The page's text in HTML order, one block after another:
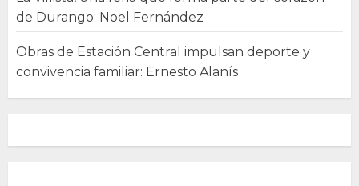
de Durango: Noel Fernández
Obras de Estación Central impulsan deporte y
convivencia familiar: Ernesto Alanís